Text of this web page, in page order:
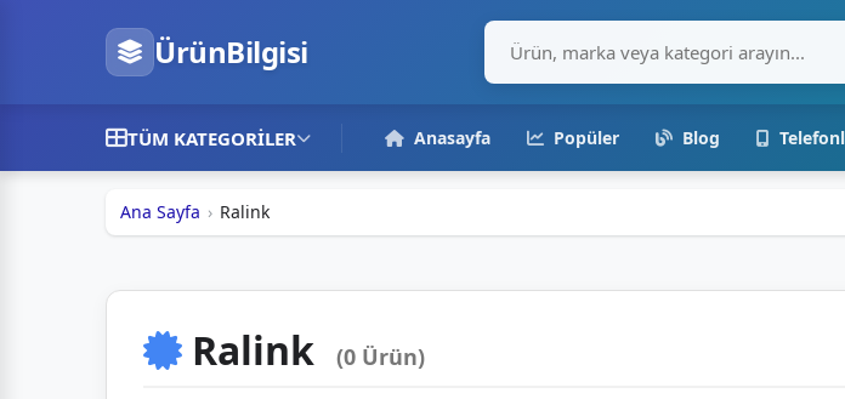
ÜrünBilgisi
TÜM KATEGORILER Anasayfa Popüler Blog
Ana Sayfa Ralink
Ralink (0 Ürün)